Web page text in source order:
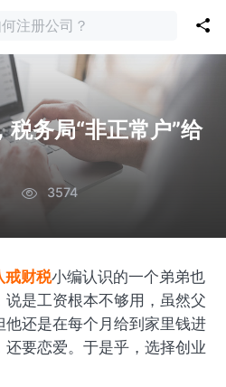
注册公司？
务局“非正常户”给
3574
戒财税小编认识的一个弟弟也
是工资根本不够用，虽然父
还是在每个月给到家里钱进
要恋爱。于是乎，选择创业